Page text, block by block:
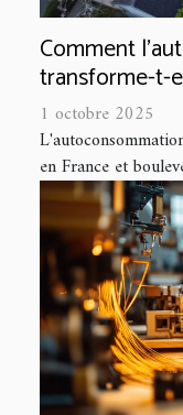
Comment
transforme-t-
1 octobre 2025
en France et